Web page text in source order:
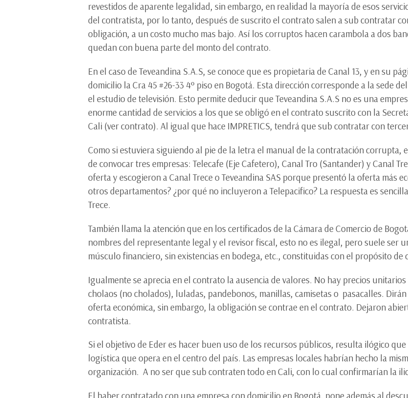
revestidos de aparente legalidad, sin embargo, en realidad la mayoría de esos
del contratista, por lo tanto, después de suscrito el contrato salen a sub contratar
obligación, a un costo mucho mas bajo. Así los corruptos hacen carambola a dos
quedan con buena parte del monto del contrato.
En el caso de Teveandina S.A.S, se conoce que es propietaria de Canal 13, y en su
domicilio la Cra 45 #26-33 4º piso en Bogotá. Esta dirección corresponde a la sede
el estudio de televisión. Esto permite deducir que Teveandina S.A.S no es una
enorme cantidad de servicios a los que se obligó en el contrato suscrito con la
Cali (ver contrato). Al igual que hace IMPRETICS, tendrá que sub contratar con
Como si estuviera siguiendo al pie de la letra el manual de la contratación corrupta,
de convocar tres empresas: Telecafe (Eje Cafetero), Canal Tro (Santander) y Canal
oferta y escogieron a Canal Trece o Teveandina SAS porque presentó la oferta más
otros departamentos? ¿por qué no incluyeron a Telepacifico? La respuesta es
Trece.
También llama la atención que en los certificados de la Cámara de Comercio de
nombres del representante legal y el revisor fiscal, esto no es ilegal, pero suele ser
músculo financiero, sin existencias en bodega, etc., constituidas con el propósito
Igualmente se aprecia en el contrato la ausencia de valores. No hay precios
cholaos (no cholados), luladas, pandebonos, manillas, camisetas o pasacalles.
oferta económica, sin embargo, la obligación se contrae en el contrato. Dejaron
contratista.
Si el objetivo de Eder es hacer buen uso de los recursos públicos, resulta ilógico
logística que opera en el centro del país. Las empresas locales habrían hecho la
organización. A no ser que sub contraten todo en Cali, con lo cual confirmarían la